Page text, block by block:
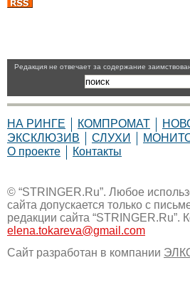
Pедакция не отвечает за содержание
НА РИНГЕ КОМПРОМАТ
ЭКСКЛЮЗИВ
СЛУХИ
О проекте
Контакты
© “STRINGER.Ru”. Любое
сайта допускается только с
редакции сайта “STRINGER.Ru”.
elena.tokareva@gmail.com
Сайт разработан в компании